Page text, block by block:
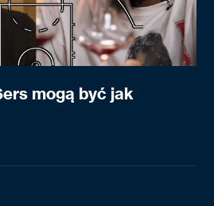
mogą być jak